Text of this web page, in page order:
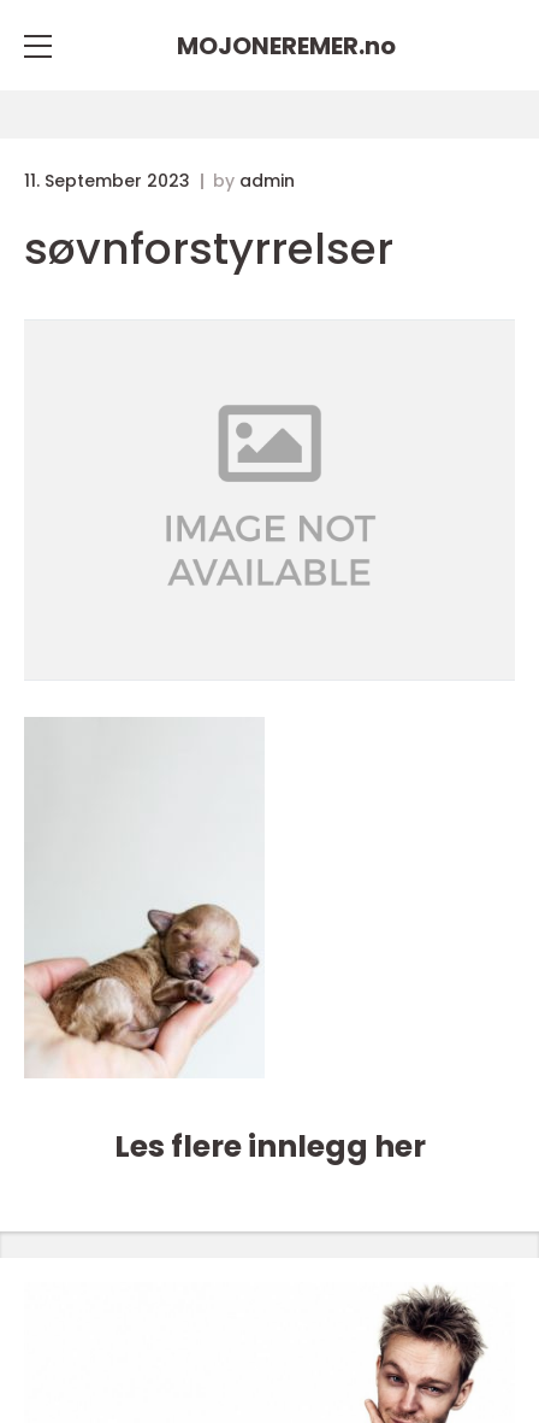
MOJONEREMER.no
11. September 2023 by admin
søvnforstyrrelser
Les flere innlegg her